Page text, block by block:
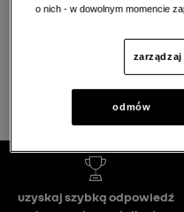
Wróć na stronę główną.
wróć na
o nich - w dowolnym momencie
odmów